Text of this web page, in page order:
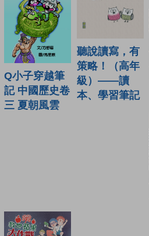
Q小子穿越筆
記 中國歷史卷
三 夏朝風雲
聽說讀寫，有
策略！（高年
級）——讀
本、學習筆記